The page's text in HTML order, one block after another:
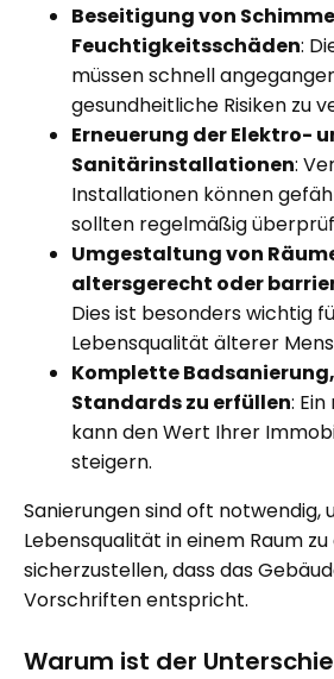
Beseitigung von
Feuchtigkeitsschäden:
müssen schnell
gesundheitliche Risiken zu
Erneuerung der Elektro-
Sanitärinstallationen:
Installationen können
sollten regelmäßig
Umgestaltung von
altersgerecht oder
Dies ist besonders wichtig
Lebensqualität älterer
KompletteBadsanierung
Standards zu erfüllen:
kann den Wert Ihrer
steigern.
Sanierungen sind oft notwendig,
Lebensqualität in einem Raum
sicherzustellen, dass das
Vorschriften entspricht.
Warum ist der